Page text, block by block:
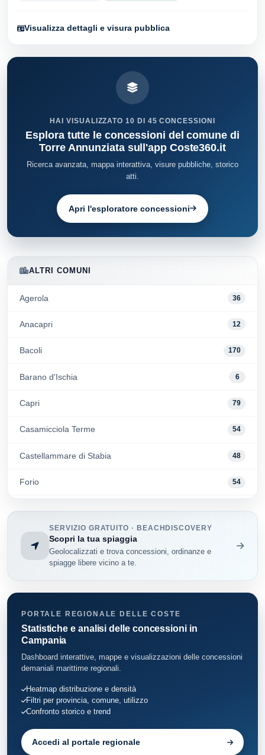
ALTRI COMUNI
Agerola 36
Anacapri 12
Bacoli 170
Barano d'Ischia 6
Capri 79
Casamicciola Terme 54
Castellammare di Stabia 48
Forio 54
Lacco Ameno
Massa Lubrense
Monte di Procida
Napoli
Piano di Sorrento
Portici
Procida 68
SERVIZIO GRATUITO · BEACHDISCOVERY
Scopri la tua spiaggia
Geolocalizzati e trova concessioni, ordinanze e
spiagge libere vicino a te.
PORTALE REGIONALE DELLE COSTE
Statistiche e analisi delle concessioni in
Campania
Dashboard interattive, mappe e visualizzazioni delle concessioni
demaniali marittime regionali.
Heatmap distribuzione e densità
Filtri per provincia, comune, utilizzo
Confronto storico e trend
Accedi al portale regionale
Visualizza dettagli e visura pubblica
HAI VISUALIZZATO 10 DI 45 CONCESSIONI
Esplora tutte le concessioni del comune di
Torre Annunziata sull'app Coste360.it
Ricerca avanzata, mappa interattiva, visure pubbliche, storico
atti.
Apri l'esploratore concessioni